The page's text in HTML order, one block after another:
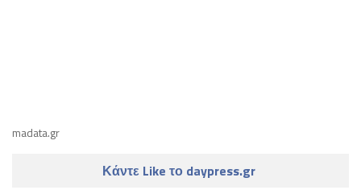
madata.gr
Κάντε Like το daypress.gr